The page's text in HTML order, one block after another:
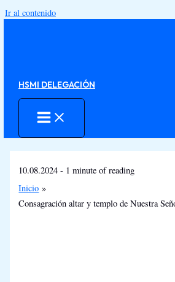
Ir al contenido
HSMI DELEGACIÓN
10.08.2024- 1 minute of reading
Inicio
Consagración altar y templo de Nuestra